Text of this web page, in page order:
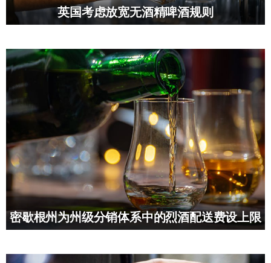
英国考虑放宽无酒精啤酒规则
密歇根州为州级分销体系中的烈酒配送费设上限